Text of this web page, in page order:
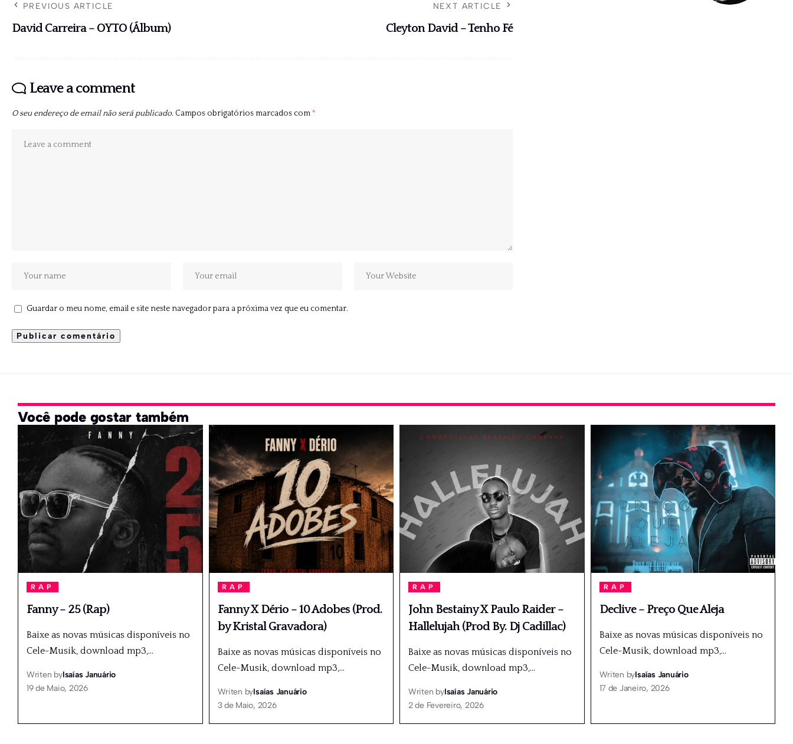
PREVIOUS ARTICLE
David Carreira – OYTO (Álbum)
NEXT ARTICLE
Cleyton David – Tenho Fé
Leave a comment
O seu endereço de email não será publicado. Campos obrigatórios marcados com*
Guardar o meu nome, email e site neste navegador para a próxima vez que eu comentar.
Você pode gostar também
RAP
Fanny – 25 (Rap)
Baixe as novas músicas disponíveis no
Cele-Musik, download mp3,…
Writen byIsaías Januário
19 de Maio, 2026
RAP
Fanny X Dério – 10 Adobes (Prod.
by Kristal Gravadora)
Baixe as novas músicas disponíveis no
Cele-Musik, download mp3,…
Writen byIsaías Januário
3 de Maio, 2026
RAP
John Bestainy X Paulo Raider –
Hallelujah (Prod By. Dj Cadillac)
Baixe as novas músicas disponíveis no
Cele-Musik, download mp3,…
Writen byIsaías Januário
2 de Fevereiro, 2026
RAP
Declive – Preço Que Aleja
Baixe as novas músicas disponíveis no
Cele-Musik, download mp3,…
Writen byIsaías Januário
17 de Janeiro, 2026